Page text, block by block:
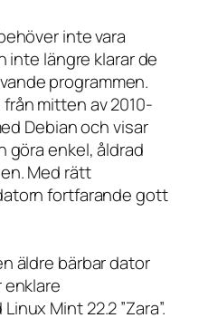
inte vara
inte längre klarar de
programmen.
från mitten av 2010-
Debian och visar
göra enkel, åldrad
Med rätt
fortfarande gott
äldre bärbar dator
enklare
Mint 22.2 ”Zara”.